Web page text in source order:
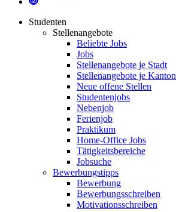
Studenten
Stellenangebote
Beliebte Jobs
Jobs
Stellenangebote je Stadt
Stellenangebote je Kanton
Neue offene Stellen
Studentenjobs
Nebenjob
Ferienjob
Praktikum
Home-Office Jobs
Tätigkeitsbereiche
Jobsuche
Bewerbungstipps
Bewerbung
Bewerbungsschreiben
Motivationsschreiben